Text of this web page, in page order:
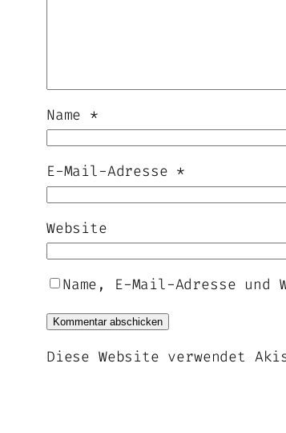
Name *
E-Mail-Adresse *
Website
Name, E-Mail-Adresse und
Diese Website verwendet